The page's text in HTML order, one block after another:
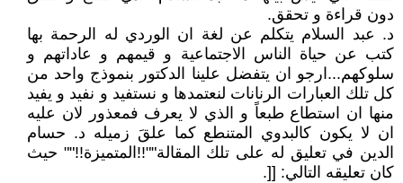
دون قراءة و تحقق.
د. عبد السلام يتكلم عن لغة ان الوردي له الرحمة بها
كتب عن حياة الناس الاجتماعية و قيمهم و عاداتهم و
سلوكهم...ارجو ان يتفضل علينا الدكتور بنموذج واحد من
كل تلك العبارات الرنانات لنعتمدها و نستفيد و نفيد و يفيد
منها ان استطاع طبعاً و الذي لا يعرف فمعذور لان عليه
ان لا يكون كالبدوي المتنطع كما علقَ زميله د. حسام
الدين في تعليق له على تلك المقالة""!!المتميزة!!"" حيث
كان تعليقه التالي: [[.